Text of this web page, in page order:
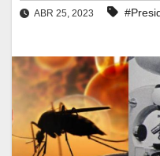
ABR 25, 2023